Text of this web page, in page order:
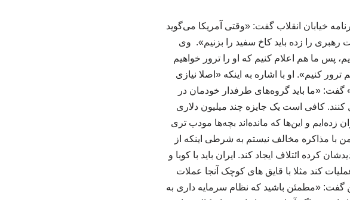
خیابان انقلاب گفت: «وقتی آمریکا می‌گوید
رهبری را زده باید کاخ سفید را بزنیم». وی
پس ما هم اعلام کنیم که او را ترور خواهیم
کنیم». او با اشاره به اینکه «اصلا نیازی
گفت: «ما باید گروه‌های طرفدار خودمان در
کنند. کافی است یک جایزه چند میلیون دلاری
زده‌ایم و این‌ها که مانده‌اند بچه‌ها مودب تری
با مذاکره مخالف نیستم به شرطی اینکه از
کرده ائتلاف ایجاد کند. ایران باید با کوبا و
عملیات کند مثلا با قایق های کوچک آنجا عملات
گفت: «مطمئن باشید که نظام سرمایه داری به